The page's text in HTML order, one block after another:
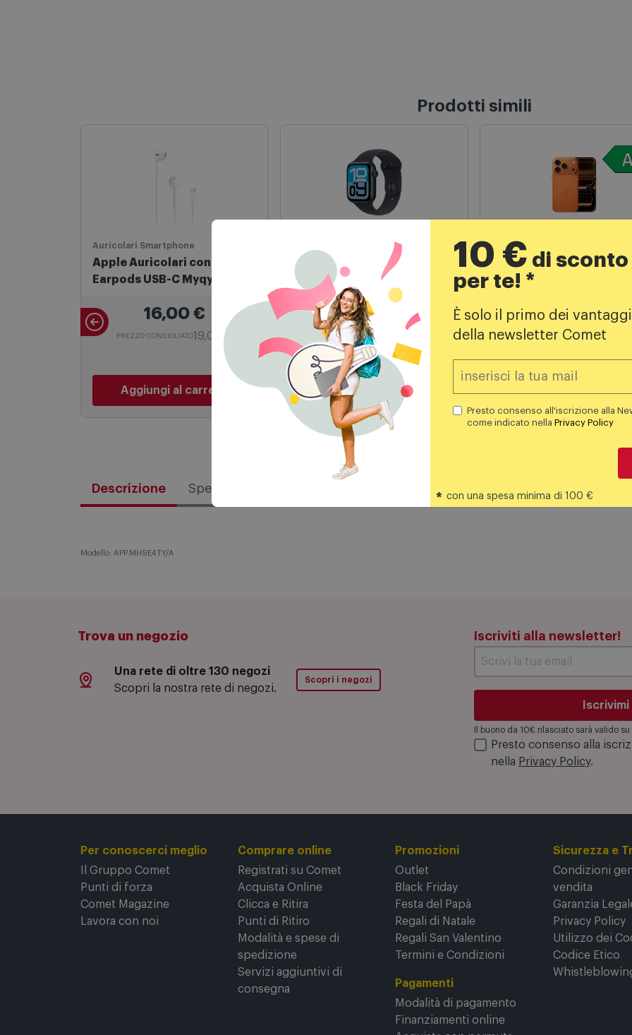
Auricolari Smartphone
Apple Auricolari con Filo
Bianco
16,00€
19,00 €
Smartwatch
Apple Watch SE 3 44mm M/L
GPS Midnight
239,00 €
PREZZO CONSIGLIATO309,00 €
Aggiungi al carrello
iPhone 17
Apple iPhone 17 Pro 1TB
1839,00€
Aggiungi al carrello
Descrizione Specifiche tecniche
Una rete di oltre 130 negozi
Iscriviti alla newsletter!
Iscrivimi
Il buono da 10€ rilasciato sarà valido
Presto consenso alla
Per conoscerci meglio
Il Gruppo Comet
Punti di forza
Comet Magazine
Comprare online
Registrati su Comet
Acquista Online
Clicca e Ritira
Punti di Ritiro
Modalità e spese di
spedizione
Servizi aggiuntivi di
Promozioni
Outlet
Black Friday
Festa del Papà
Regali di Natale
Regali San Valentino
Termini e Condizioni
Pagamenti
Modalità di pagamento
Sicurezza e
Condizioni
vendita
Garanzia Legale
Privacy Policy
Utilizzo dei
Codice Etico
10 € di
per te! *
È solo il primo dei
della newsletter Comet
Presto consenso all'iscrizione alla
come indicato nella Privacy Policy
* con una spesa minima di 100 €